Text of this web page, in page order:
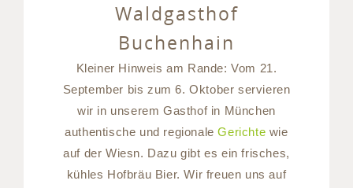
Waldgasthof
Buchenhain
Kleiner Hinweis am Rande: Vom 21.
September bis zum 6. Oktober servieren
wir in unserem Gasthof in München
authentische und regionale Gerichte wie
auf der Wiesn. Dazu gibt es ein frisches,
kühles Hofbräu Bier. Wir freuen uns auf